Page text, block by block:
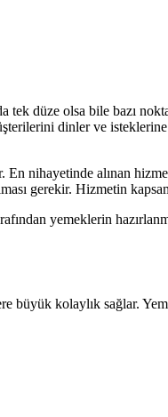
düze olsa bile bazı
dinler ve
nihayetinde alınan
gerekir. Hizmetin
yemeklerin
kolaylık sağlar.